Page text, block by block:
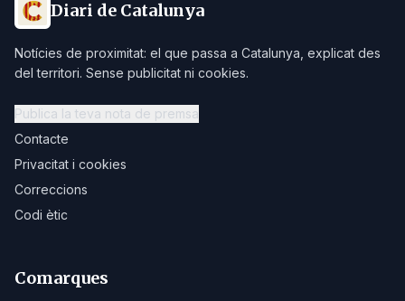
Diari de Catalunya
Notícies de proximitat: el que passa a Catalunya, explicat des
del territori. Sense publicitat ni cookies.
Publica la teva nota de premsa
Contacte
Privacitat i cookies
Correccions
Codi ètic
Comarques